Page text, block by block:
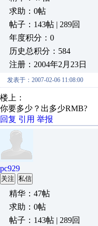
求助：0帖
帖子：143帖 | 289回
年度积分：0
历史总积分：584
注册：2004年2月23日
发表于：2007-02-06 11:08:00
楼上：
你要多少？出多少RMB?
回复 引用 举报
pc929
关注 私信
精华：47帖
求助：0帖
帖子：143帖 | 289回